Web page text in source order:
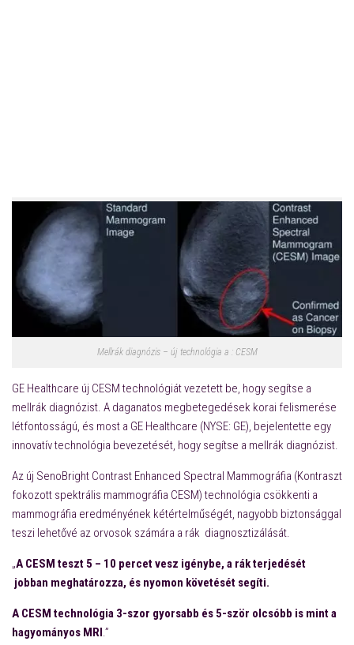
Mellrák diagnózis – új technológia a : CESM
GE Healthcare új CESM technológiát vezetett be, hogy segítse a
mellrák diagnózist. A daganatos megbetegedések korai felismerése
létfontosságú, és most a GE Healthcare (NYSE: GE), bejelentette egy
innovatív technológia bevezetését, hogy segítse a mellrák diagnózist.
Az új SenoBright Contrast Enhanced Spectral Mammográfia (Kontraszt
fokozott spektrális mammográfia CESM) technológia csökkenti a
mammográfia eredményének kétértelműségét, nagyobb biztonsággal
teszi lehetővé az orvosok számára a rák diagnosztizálását.
„A CESM teszt 5 – 10 percet vesz igénybe, a rák terjedését
jobban meghatározza, és nyomon követését segíti.
A CESM technológia 3-szor gyorsabb és 5-ször olcsóbb is mint a
hagyományos MRI.”